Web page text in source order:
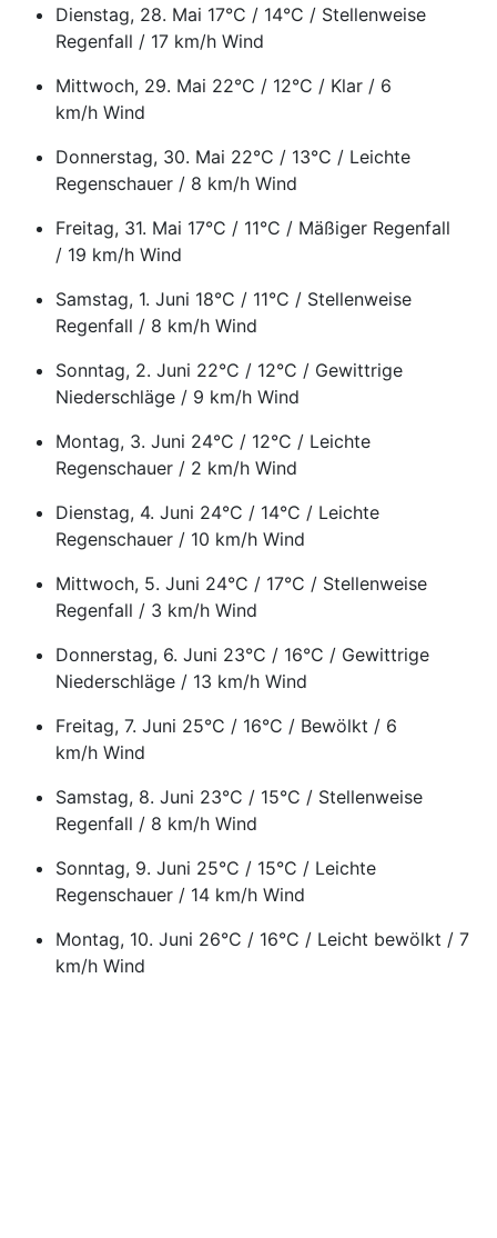
Dienstag, 28. Mai 17°C / 14°C / Stellenweise
Regenfall / 17 km/h Wind
Mittwoch, 29. Mai 22°C / 12°C / Klar / 6
km/h Wind
Donnerstag, 30. Mai 22°C / 13°C / Leichte
Regenschauer / 8 km/h Wind
Freitag, 31. Mai 17°C / 11°C / Mäßiger Regenfall
/ 19 km/h Wind
Samstag, 1. Juni 18°C / 11°C / Stellenweise
Regenfall / 8 km/h Wind
Sonntag, 2. Juni 22°C / 12°C / Gewittrige
Niederschläge / 9 km/h Wind
Montag, 3. Juni 24°C / 12°C / Leichte
Regenschauer / 2 km/h Wind
Dienstag, 4. Juni 24°C / 14°C / Leichte
Regenschauer / 10 km/h Wind
Mittwoch, 5. Juni 24°C / 17°C / Stellenweise
Regenfall / 3 km/h Wind
Donnerstag, 6. Juni 23°C / 16°C / Gewittrige
Niederschläge / 13 km/h Wind
Freitag, 7. Juni 25°C / 16°C / Bewölkt / 6
km/h Wind
Samstag, 8. Juni 23°C / 15°C / Stellenweise
Regenfall / 8 km/h Wind
Sonntag, 9. Juni 25°C / 15°C / Leichte
Regenschauer / 14 km/h Wind
Montag, 10. Juni 26°C / 16°C / Leicht bewölkt / 7
km/h Wind